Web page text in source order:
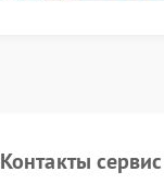
Контакты